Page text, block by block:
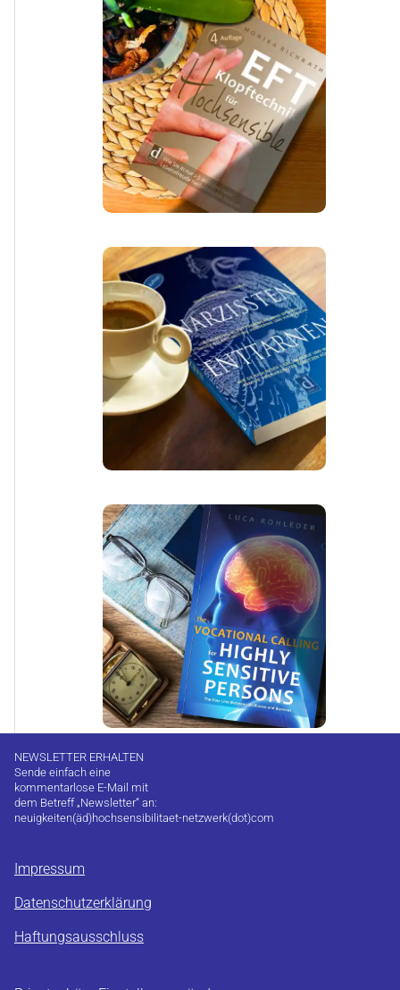
NEWSLETTER ERHALTEN
Sende einfach eine
kommentarlose E-Mail mit
dem Betreff „Newsletter“ an:
neuigkeiten(äd)hochsensibilitaet-netzwerk(dot)com
Impressum
Datenschutzerklärung
Haftungsausschluss